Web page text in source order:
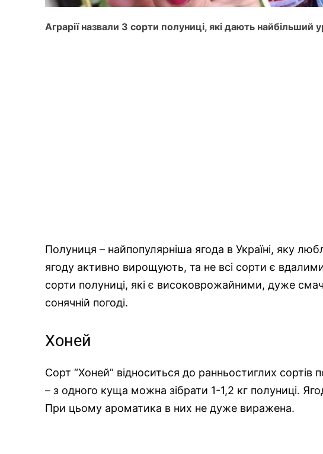
Аграрії назвали 3 сорти полуниці, які дають найбільший
Полуниця – найпопулярніша ягода в Україні, яку
ягоду активно вирощують, та не всі сорти є
сорти полуниці, які є високоврожайними, дуже
сонячній погоді.
Хоней
Сорт “Хоней” відноситься до ранньостиглих сортів
– з одного куща можна зібрати 1-1,2 кг полуниці.
При цьому ароматика в них не дуже виражена.